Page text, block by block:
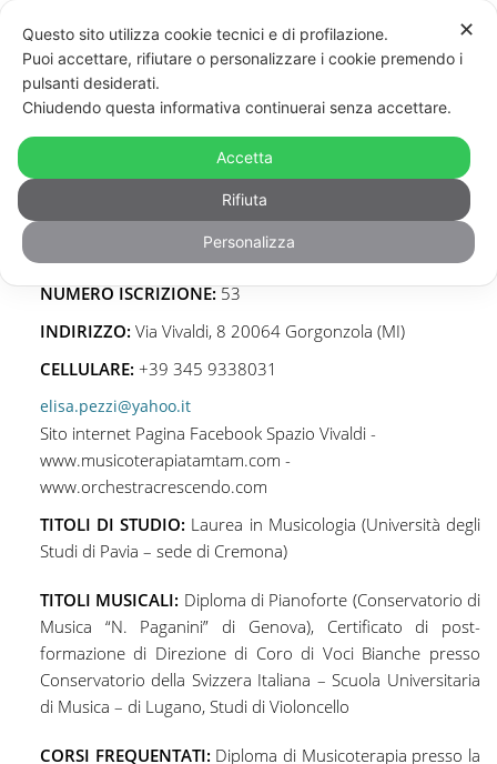
ElisaPezzi
Musicoterapeuta certificata / Formatore
NUMERO ISCRIZIONE:53
INDIRIZZO: Via Vivaldi, 8 20064 Gorgonzola (MI)
CELLULARE: +39 345 9338031
elisa.pezzi@yahoo.it
Sito internet Pagina Facebook Spazio Vivaldi -
www.musicoterapiatamtam.com -
www.orchestracrescendo.com
TITOLI DI STUDIO: Laurea in Musicologia (Università degli
Studi di Pavia – sede di Cremona)
TITOLI MUSICALI: Diploma di Pianoforte (Conservatorio di
Musica “N. Paganini” di Genova), Certificato di post-
formazione di Direzione di Coro di Voci Bianche presso
Conservatorio della Svizzera Italiana – Scuola Universitaria
di Musica – di Lugano, Studi di Violoncello
CORSI FREQUENTATI: Diploma di Musicoterapia presso la
✕
Questo sito utilizza cookie tecnici e di profilazione.
Puoi accettare, rifiutare o personalizzare i cookie premendo i
pulsanti desiderati.
Chiudendo questa informativa continuerai senza accettare.
Accetta
Rifiuta
Personalizza